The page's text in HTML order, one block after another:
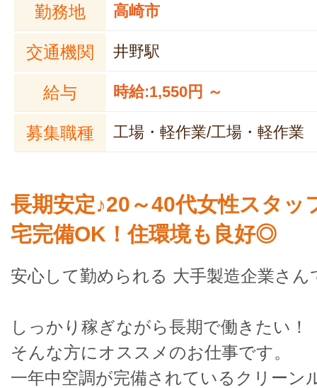
勤務地 高崎市
交通機関 井野駅
給与 時給:1,550円 ～
募集職種 工場・軽作業/工場・軽作業
長期安定♪20～40代女性スタッ
宅完備OK！住環境も良好◎
安心して勤められる 大手製造企業さん
しっかり稼ぎながら長期で働きたい！
そんな方にオススメのお仕事です。
一年中空調が完備されているクリーン